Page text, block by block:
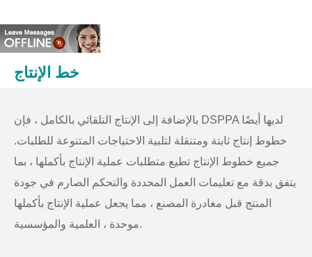
خط الإنتاج
بالإضافة إلى الإنتاج التلقائي بالكامل ، فإن DSPPA لديها أيضًا
خطوط إنتاج ثابتة ومتنقلة لتلبية الاحتياجات المتنوعة للطلبات.
جميع خطوط الإنتاج تطيع متطلبات عملية الإنتاج بأكملها ، بما
يتفق بدقة مع تعليمات العمل المحددة والتحكم الصارم في جودة
المنتج قبل مغادرة المصنع ، مما يجعل عملية الإنتاج بأكملها
موحدة ، العلمية والمؤسسية.